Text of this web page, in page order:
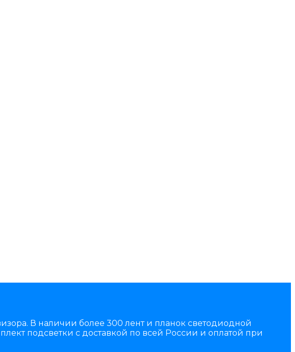
В наличии более 300 лент и планок светодиодной
подсветки с доставкой по всей России и оплатой при